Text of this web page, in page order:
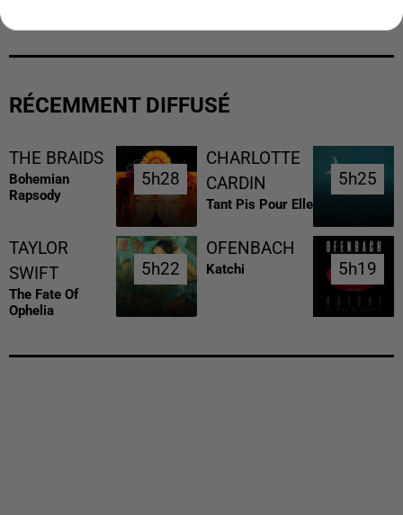
RÉCEMMENT DIFFUSÉ
THE BRAIDS
Bohemian
Rapsody
5h28
5h28
CHARLOTTE
CARDIN
Tant Pis Pour Elle
5h25
5h25
TAYLOR
SWIFT
The Fate Of
Ophelia
5h22
5h22
OFENBACH
Katchi 5h19
5h19